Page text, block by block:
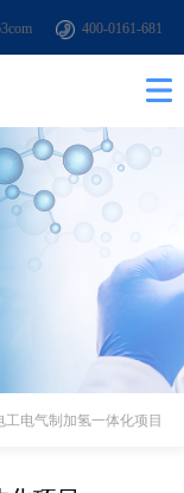
400-0161-681
工电气制加氢一体化项目